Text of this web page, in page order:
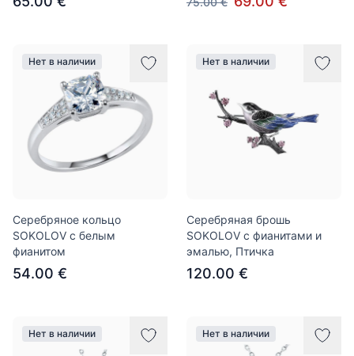
Нет в наличии
Серебряное кольцо
SOKOLOV с белым
фианитом
54.00 €
Нет в наличии
Серебряная брошь
SOKOLOV с фианитами и
эмалью, Птичка
120.00 €
Нет в наличии Нет в наличии